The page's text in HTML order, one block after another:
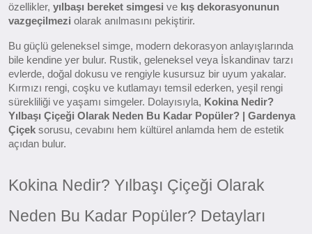
özellikler, yılbaşı bereket simgesi ve kış dekorasyonunun
vazgeçilmezi olarak anılmasını pekiştirir.
Bu güçlü geleneksel simge, modern dekorasyon anlayışlarında
bile kendine yer bulur. Rustik, geleneksel veya İskandinav tarzı
evlerde, doğal dokusu ve rengiyle kusursuz bir uyum yakalar.
Kırmızı rengi, coşku ve kutlamayı temsil ederken, yeşil rengi
sürekliliği ve yaşamı simgeler. Dolayısıyla, Kokina Nedir?
Yılbaşı Çiçeği Olarak Neden Bu Kadar Popüler? | Gardenya
Çiçek sorusu, cevabını hem kültürel anlamda hem de estetik
açıdan bulur.
Kokina Nedir? Yılbaşı Çiçeği Olarak
Neden Bu Kadar Popüler? Detayları